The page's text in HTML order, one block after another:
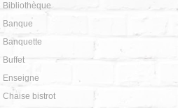
Bibliothèque
Banque
Banquette
Buffet
Enseigne
Chaise bistrot